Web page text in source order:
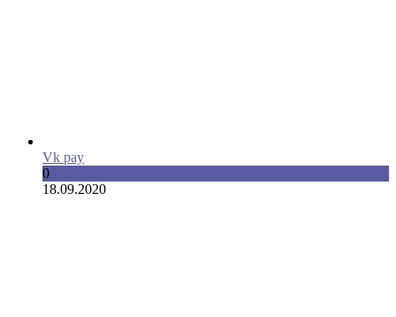
Vk pay
0
18.09.2020